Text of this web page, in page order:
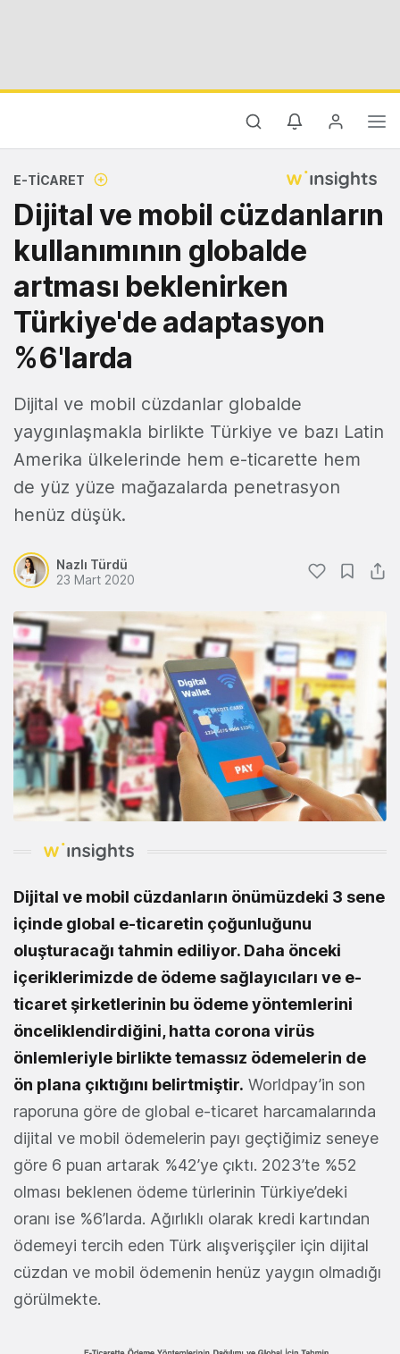
E-TICARET
Dijital ve mobil cüzdanların
kullanımının globalde
artması beklenirken
Türkiye'de adaptasyon
%6'larda
Dijital ve mobil cüzdanlar globalde
yaygınlaşmakla birlikte Türkiye ve bazı Latin
Amerika ülkelerinde hem e-ticarette hem
de yüz yüze mağazalarda penetrasyon
henüz düşük.
Nazlı Türdü
23 Mart 2020
Dijital ve mobil cüzdanların önümüzdeki 3 sene
içinde global e-ticaretin çoğunluğunu
oluşturacağı tahmin ediliyor. Daha önceki
içeriklerimizde de ödeme sağlayıcıları ve e-
ticaret şirketlerinin bu ödeme yöntemlerini
önceliklendirdiğini, hatta corona virüs
önlemleriyle birlikte temassız ödemelerin de
ön plana çıktığını belirtmiştir. Worldpay’in son
raporuna göre de global e-ticaret harcamalarında
dijital ve mobil ödemelerin payı geçtiğimiz seneye
göre 6 puan artarak %42’ye çıktı. 2023’te %52
olması beklenen ödeme türlerinin Türkiye’deki
oranı ise %6’larda. Ağırlıklı olarak kredi kartından
ödemeyi tercih eden Türk alışverişçiler için dijital
cüzdan ve mobil ödemenin henüz yaygın olmadığı
görülmekte.